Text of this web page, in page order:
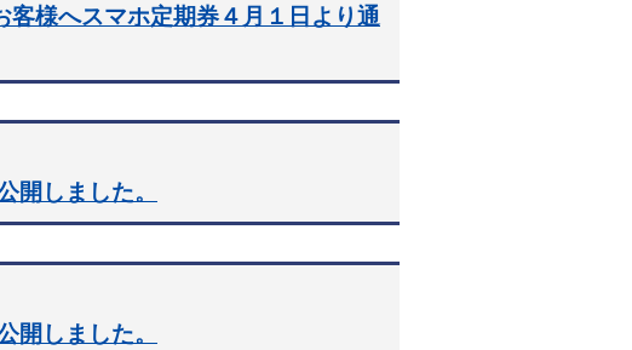
様へスマホ定期券４月１日より通
しました。
しました。